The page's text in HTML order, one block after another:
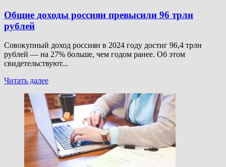
Общие доходы россиян превысили 96 трлн
рублей
Совокупный доход россиян в 2024 году достиг 96,4 трлн
рублей — на 27% больше, чем годом ранее. Об этом
свидетельствуют...
Читать далееПрочитать
о
Общие
доходы
россиян
превысили
96
трлн
рублей